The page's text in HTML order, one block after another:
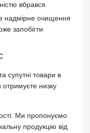
вбрався.
надмірне очищення
запобігти
супутні товари в
отримуєте низку
Ми пропонуємо
продукцію від